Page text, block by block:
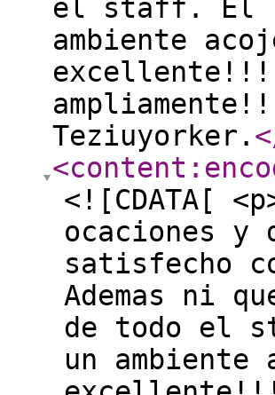
el staff. El
ambiente
Teziuyorker.
<![CDATA[
ocaciones y
satisfecho
Ademas ni
de todo el
un ambiente